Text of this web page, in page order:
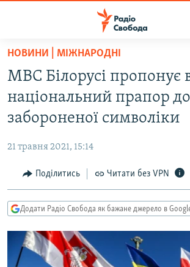
Перейти
основного
матеріалу
Перейти
до
основної
навігації
Перейти
до
пошуку
СТАТТІ
ЕКОНОМІКА
СУСПІЛЬСТВО
УКРАЇНА
РОСІЙСЬКА «ФІЛЬТРАЦІЯ»
ДОНБАС.РЕАЛІЇ
ТИ ЯК?
СХЕМИ
КИТАЙ.ВИКЛИКИ
НОВИНИ | МІЖНАРОДНІ
МВС Білорусі пропонує
національний прапор
забороненої символіки
21 травня 2021, 15:14
Поділитись Читати без VPN
Додати Радіо Свобода як бажане джерело в